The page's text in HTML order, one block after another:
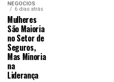
NEGÓCIOS
6 dias atrás
Mulheres
São Maioria
no Setor de
Seguros,
Mas Minoria
na
Liderança